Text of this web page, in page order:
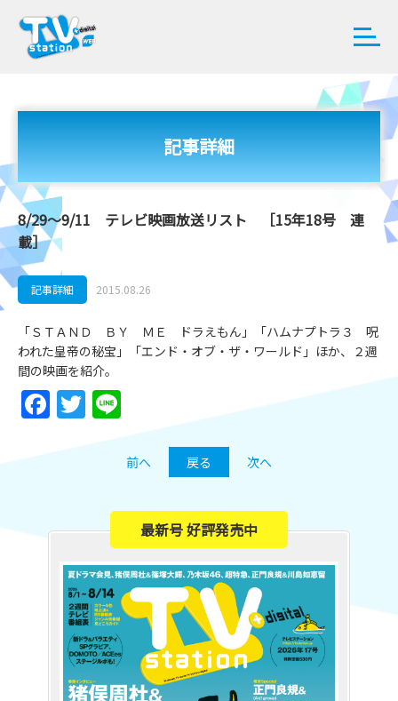
記事詳細
8/29～9/11 テレビ映画放送リスト ［15年18号 連
載］
記事詳細 2015.08.26
「ＳＴＡＮＤ ＢＹ ＭＥ ドラえもん」「ハムナプトラ３ 呪
われた皇帝の秘宝」「エンド・オブ・ザ・ワールド」ほか、２週
間の映画を紹介。
Facebook
Twitter
前へ 戻る 次へ
最新号 好評発売中